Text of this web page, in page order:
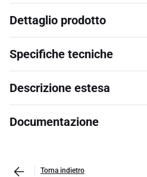
Dettaglio prodotto
Specifiche tecniche
Descrizione estesa
Documentazione
Torna indietro